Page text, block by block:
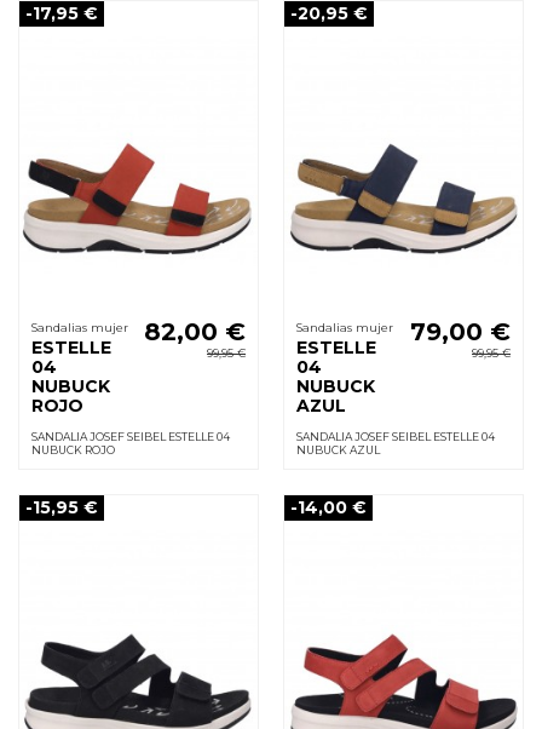
-17,95 €
Sandalias mujer
ESTELLE
04
NUBUCK
ROJO
82,00 €
99,95 €
SANDALIA JOSEF SEIBEL ESTELLE 04
NUBUCK ROJO
-20,95 €
Sandalias mujer
ESTELLE
04
NUBUCK
AZUL
79,00 €
99,95 €
SANDALIA JOSEF SEIBEL ESTELLE 04
NUBUCK AZUL
-15,95 € -14,00 €